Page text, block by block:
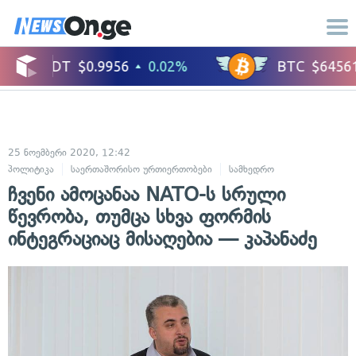
25 ნოემბერი 2020, 12:42
პოლიტიკა
საერთაშორისო ურთიერთობები სამხედრო
ჩვენი ამოცანაა NATO-ს სრული
წევრობა, თუმცა სხვა ფორმის
ინტეგრაციაც მისაღებია — კაპანაძე